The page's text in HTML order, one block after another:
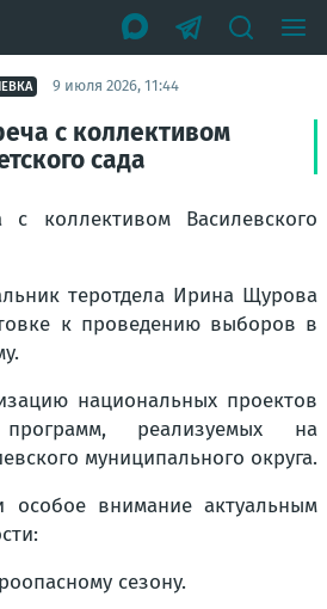
9 июля 2026, 11:44
с коллективом
сада
с коллективом Василевского
теротдела Ирина Щурова
к проведению выборов в
национальных проектов
реализуемых на
муниципального округа.
особое внимание актуальным
сезону.